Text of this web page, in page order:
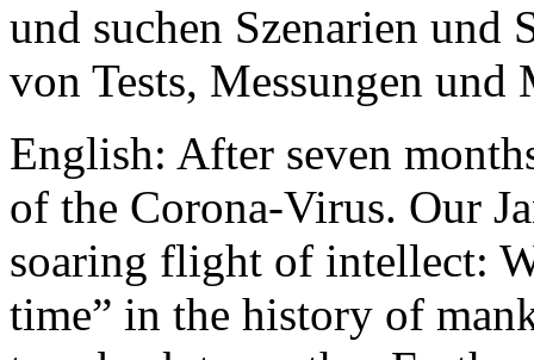
und suchen Szenarien und
von Tests, Messungen und
English: After seven
of the Corona-Virus. Our
soaring flight of intellect:
time” in the history of